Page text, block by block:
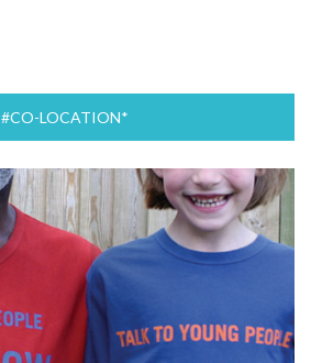
#CO-LOCATION*